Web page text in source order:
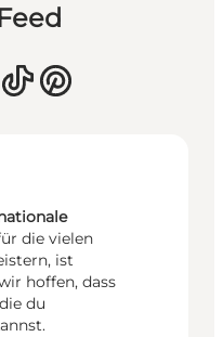
die vielen
ist
hoffen, dass
du